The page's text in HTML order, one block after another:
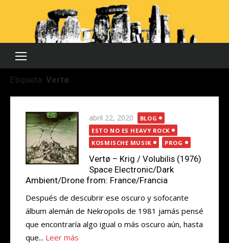
Etiqueta: Vertø
Publicada
el
abril 22, 2020
BLOG
ESTO NO ES HEAVY ROCK
KOSMISCHE MUSIK
PROG
Vertø – Krig / Volubilis (1976)
Space Electronic/Dark
Ambient/Drone from: France/Francia
Después de descubrir ese oscuro y sofocante
álbum alemán de Nekropolis de 1981 jamás pensé
que encontraría algo igual o más oscuro aún, hasta
que... Leer más